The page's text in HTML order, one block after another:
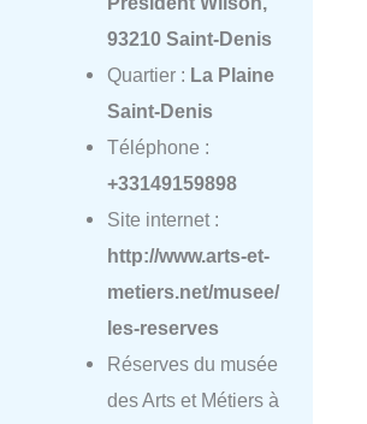
93210 Saint-Denis
Quartier : La Plaine
Saint-Denis
Téléphone :
+33149159898
Site internet :
http://www.arts-et-
metiers.net/musee/
les-reserves
Réserves du musée
des Arts et Métiers à